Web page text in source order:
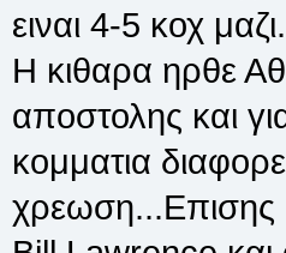
ειναι 4-5 κοχ
Η κιθαρα ηρθε
αποστολης και
κομματια
χρεωση...Επισης